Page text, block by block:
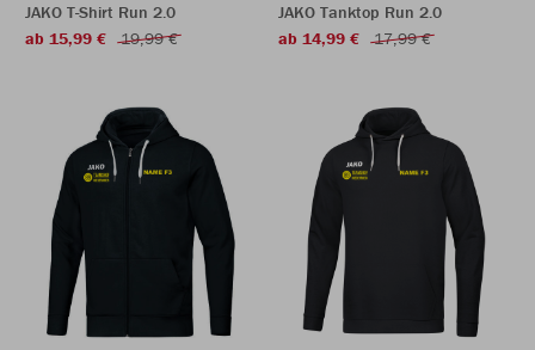
JAKO T-Shirt Run 2.0
ab 15,99 €
19,99 €
JAKO Tanktop Run 2.0
ab 14,99 €
17,99 €